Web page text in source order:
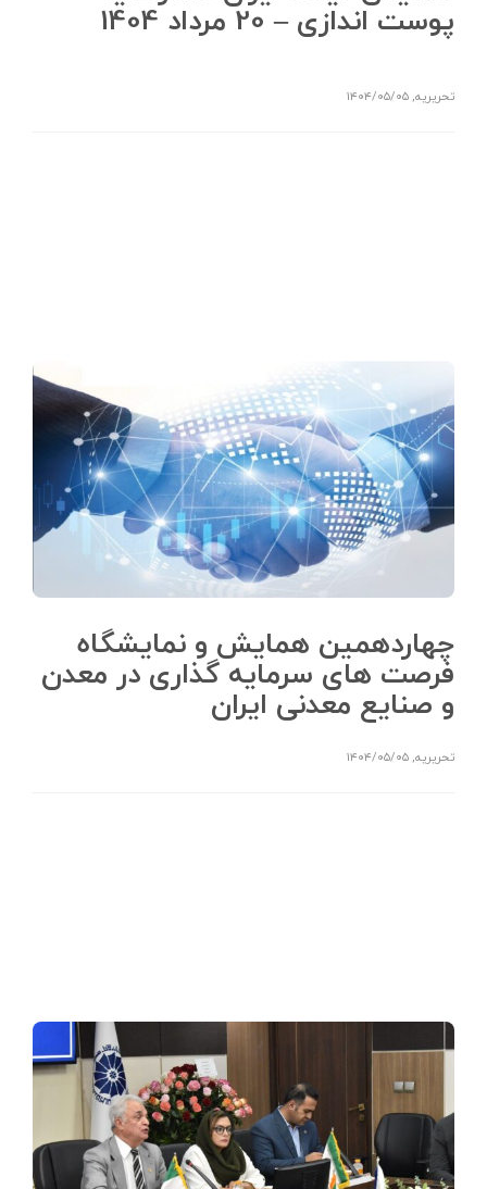
پوست اندازی – 20 مرداد 1404
تحریریه, ۱۴۰۴/۰۵/۰۵
چهاردهمین همایش و نمایشگاه
فرصت های سرمایه گذاری در معدن
و صنایع معدنی ایران
تحریریه, ۱۴۰۴/۰۵/۰۵